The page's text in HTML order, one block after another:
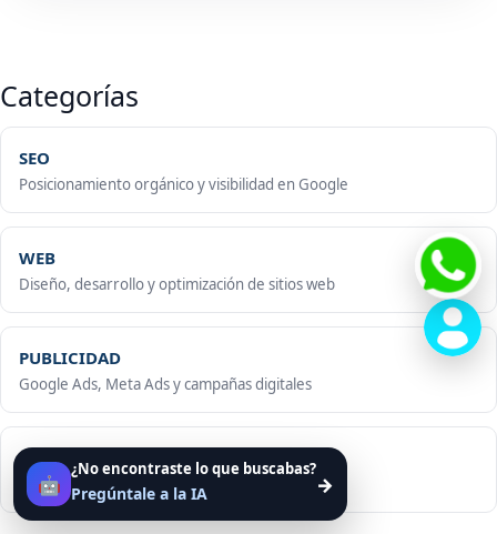
🤖
¿No encontraste lo que buscabas?
Pregúntale a la IA →
Categorías
SEO
Posicionamiento orgánico y visibilidad en Google
WEB
Diseño, desarrollo y optimización de sitios web
PUBLICIDAD
Google Ads, Meta Ads y campañas digitales
MARKETING WIKI
Conceptos, definiciones y guías de marketing